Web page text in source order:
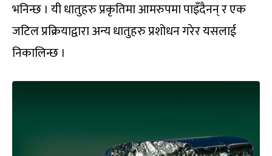
भनिन्छ । यी धातुहरु प्रकृतिमा आमरुपमा पाइँदैनन् र एक
जटिल प्रक्रियाद्वारा अन्य धातुहरु प्रशोधन गरेर यसलाई
निकालिन्छ ।